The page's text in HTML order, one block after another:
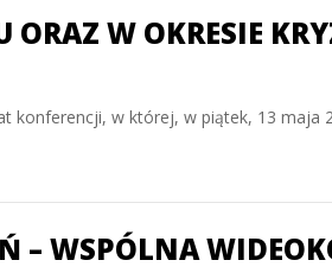
W OKRESIE
w której, w piątek, 13 maja
WSPÓLNA